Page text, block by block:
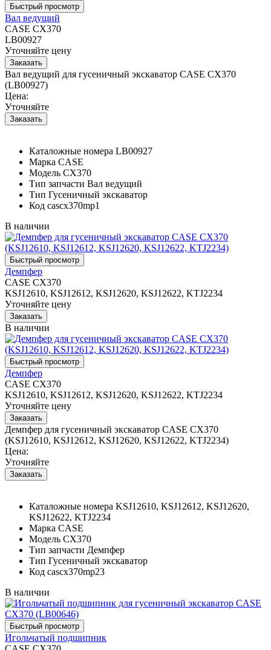
Вал ведущий
CASE CX370
LB00927
Уточняйте цену
Вал ведущий для гусеничный экскаватор CASE CX370
(LB00927)
Цена:
Уточняйте
Каталожные номера LB00927
Марка CASE
Модель CX370
Тип запчасти Вал ведущий
Тип Гусеничный экскаватор
Код cascx370mp1
В наличии
Демпфер
CASE CX370
KSJ12610, KSJ12612, KSJ12620, KSJ12622, KTJ2234
Уточняйте цену
В наличии
Демпфер
CASE CX370
KSJ12610, KSJ12612, KSJ12620, KSJ12622, KTJ2234
Уточняйте цену
Демпфер для гусеничный экскаватор CASE CX370
(KSJ12610, KSJ12612, KSJ12620, KSJ12622, KTJ2234)
Цена:
Уточняйте
Каталожные номера KSJ12610, KSJ12612, KSJ12620,
KSJ12622, KTJ2234
Марка CASE
Модель CX370
Тип запчасти Демпфер
Тип Гусеничный экскаватор
Код cascx370mp23
В наличии
Игольчатый подшипник